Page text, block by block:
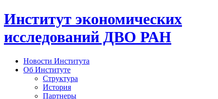
Институт экономических
исследований ДВО РАН
Новости Института
Об Институте
Структура
История
Партнеры